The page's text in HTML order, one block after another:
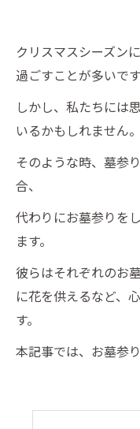
クリスマスシーズン
過ごすことが多いです
しかし、私たちには
いるかもしれません。
そのような時、墓参
合、
代わりにお墓参りを
ます。
彼らはそれぞれのお
に花を供えるなど、
す。
本記事では、お墓参